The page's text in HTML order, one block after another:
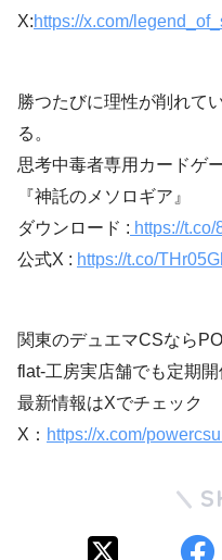
X:https://x.com/
勝つたびに理性が削れて
る。
思考中毒者専用カードゲー
『神託のメソロギア』
ダウンロード : https://t.co/
公式X : https://t.co/
関東のデュエマCSなら
flat-工房実店舗でも定期開
最新情報はXでチェック
X： https://x.com/